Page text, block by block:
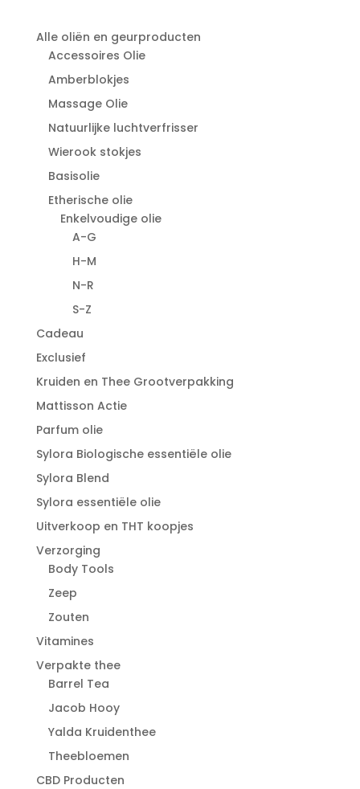
Alle oliën en geurproducten
Accessoires Olie
Amberblokjes
Massage Olie
Natuurlijke luchtverfrisser
Wierook stokjes
Basisolie
Etherische olie
Enkelvoudige olie
A-G
H-M
N-R
S-Z
Cadeau
Exclusief
Kruiden en Thee Grootverpakking
Mattisson Actie
Parfum olie
Sylora Biologische essentiële olie
Sylora Blend
Sylora essentiële olie
Uitverkoop en THT koopjes
Verzorging
Body Tools
Zeep
Zouten
Vitamines
Verpakte thee
Barrel Tea
Jacob Hooy
Yalda Kruidenthee
Theebloemen
CBD Producten